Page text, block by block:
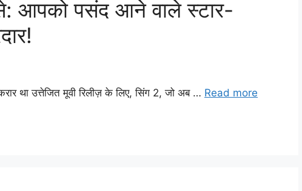
आपको पसंद आने वाले स्टार-
था उत्तेजित मूवी रिलीज़ के लिए, सिंग 2, जो अब … Read more